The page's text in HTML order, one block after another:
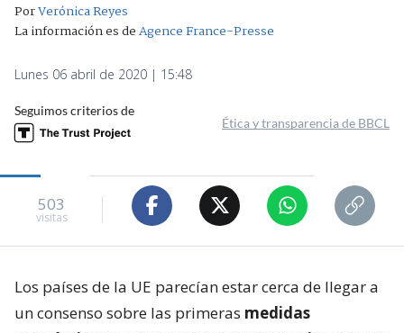
PorVerónica Reyes
La información es deAgence France-Presse
Lunes 06 abril de 2020 | 15:48
Seguimos criterios de
Ética y transparencia de BBCL
503
visitas
Los países de la UE parecían estar cerca de llegar a
un consenso sobre las primeras medidas